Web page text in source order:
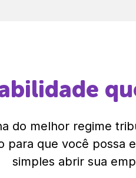
do melhor regime
para que você possa
simples abrir sua